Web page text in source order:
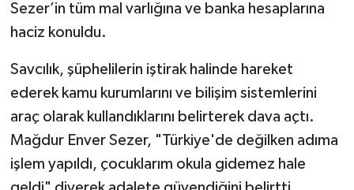
Sezer’in tüm mal varlığına ve banka hesaplarına
haciz konuldu.
Savcılık, şüphelilerin iştirak halinde hareket
ederek kamu kurumlarını ve bilişim sistemlerini
araç olarak kullandıklarını belirterek dava açtı.
Mağdur Enver Sezer, "Türkiye'de değilken adıma
işlem yapıldı, çocuklarım okula gidemez hale